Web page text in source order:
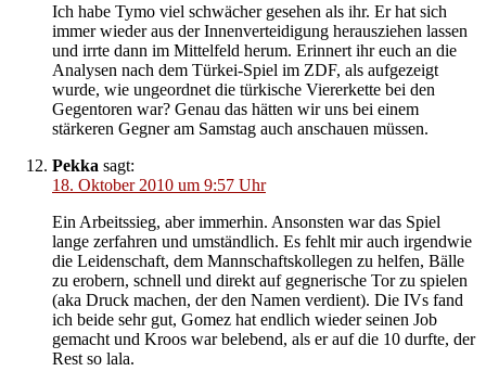
Ich habe Tymo viel schwächer gesehen als ihr. Er hat sich
immer wieder aus der Innenverteidigung herausziehen lassen
und irrte dann im Mittelfeld herum. Erinnert ihr euch an die
Analysen nach dem Türkei-Spiel im ZDF, als aufgezeigt
wurde, wie ungeordnet die türkische Viererkette bei den
Gegentoren war? Genau das hätten wir uns bei einem
stärkeren Gegner am Samstag auch anschauen müssen.
Pekka sagt:
18. Oktober 2010 um 9:57 Uhr
Ein Arbeitssieg, aber immerhin. Ansonsten war das Spiel
lange zerfahren und umständlich. Es fehlt mir auch irgendwie
die Leidenschaft, dem Mannschaftskollegen zu helfen, Bälle
zu erobern, schnell und direkt auf gegnerische Tor zu spielen
(aka Druck machen, der den Namen verdient). Die IVs fand
ich beide sehr gut, Gomez hat endlich wieder seinen Job
gemacht und Kroos war belebend, als er auf die 10 durfte, der
Rest so lala.